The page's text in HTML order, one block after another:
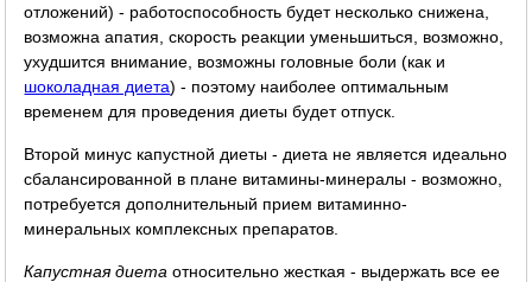
отложений) - работоспособность будет несколько снижена,
возможна апатия, скорость реакции уменьшиться, возможно,
ухудшится внимание, возможны головные боли (как и
шоколадная диета) - поэтому наиболее оптимальным
временем для проведения диеты будет отпуск.
Второй минус капустной диеты - диета не является идеально
сбалансированной в плане витамины-минералы - возможно,
потребуется дополнительный прием витаминно-
минеральных комплексных препаратов.
Капустная диета относительно жесткая - выдержать все ее